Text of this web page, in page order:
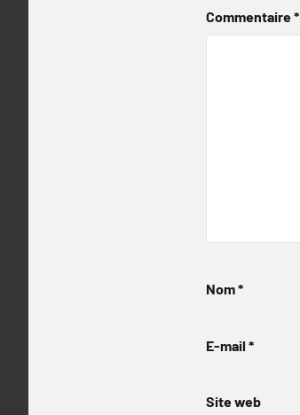
Commentaire*
Nom*
E-mail *
Site web